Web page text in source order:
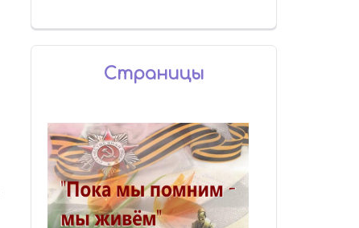
Страницы